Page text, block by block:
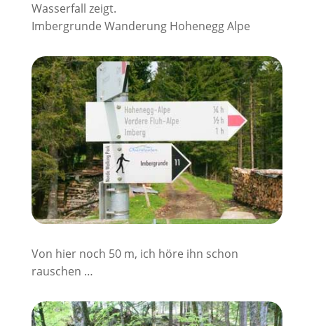
Wasserfall zeigt.
Imbergrunde Wanderung Hohenegg Alpe
Von hier noch 50 m, ich höre ihn schon
rauschen …